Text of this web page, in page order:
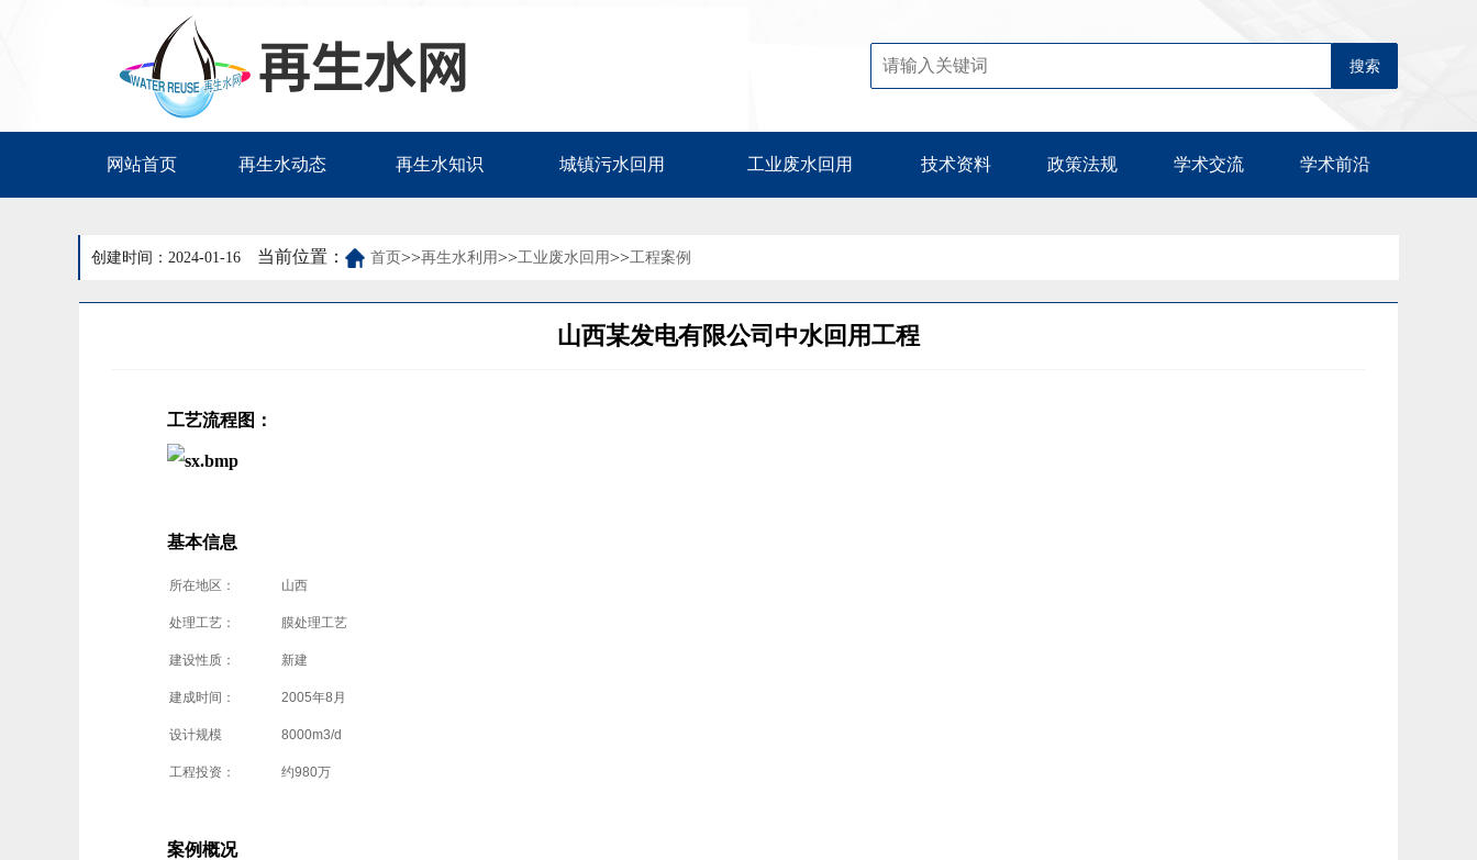
网站首页 再生水动态 再生水知识 城镇污水回用 工业废水回用 技术资料 政策法规 学术交流 学术前沿
创建时间：2024-01-16 当前位置： 首页>>再生水利用>>工业废水回用>>工程案例
山西某发电有限公司中水回用工程
工艺流程图：
基本信息
所在地区： 山西
处理工艺： 膜处理工艺
建设性质： 新建
建成时间： 2005年8月
设计规模 8000m3/d
工程投资： 约980万
案例概况